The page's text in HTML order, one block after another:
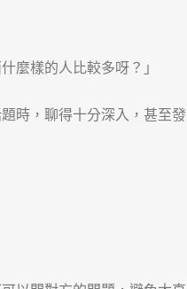
麼樣的人比較多呀？」
時，聊得十分深入，甚至發